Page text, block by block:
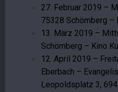
27. Februar 2019 –
75328 Schömberg –
13. März 2019 –
Schömberg – Kino
12. April 2019 –
Eberbach –
Leopoldsplatz 3,